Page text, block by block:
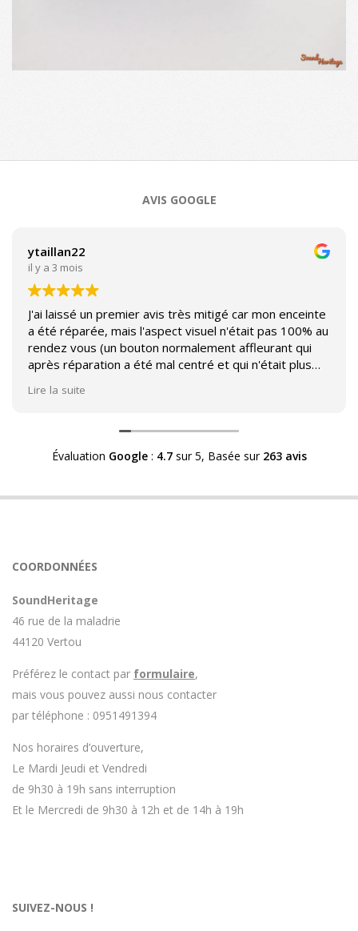
AVIS GOOGLE
ytaillan22
il y a 3 mois
J'ai laissé un premier avis très mitigé car mon enceinte
a été réparée, mais l'aspect visuel n'était pas 100% au
rendez vous (un bouton normalement affleurant qui
après réparation a été mal centré et qui n'était plus
Héritage afin d'échanger sur mon expérience et on
m'a fourni des explications sur le pourquoi cet aspect
visuel.
enceinte n'est plus fabriqué (et donc vendu) et que
Avoir ce genre d'explication est utile et valorisant pour
rendez le matériel.
Lire la suite
Évaluation Google: 4.7sur 5, Basée sur 263 avis
COORDONNÉES
SoundHeritage
46 rue de la maladrie
44120 Vertou
Préférez le contact par formulaire,
mais vous pouvez aussi nous contacter
par téléphone : 0951491394
Nos horaires d’ouverture,
Le Mardi Jeudi et Vendredi
de 9h30 à 19h sans interruption
Et le Mercredi de 9h30 à 12h et de 14h à 19h
SUIVEZ-NOUS !